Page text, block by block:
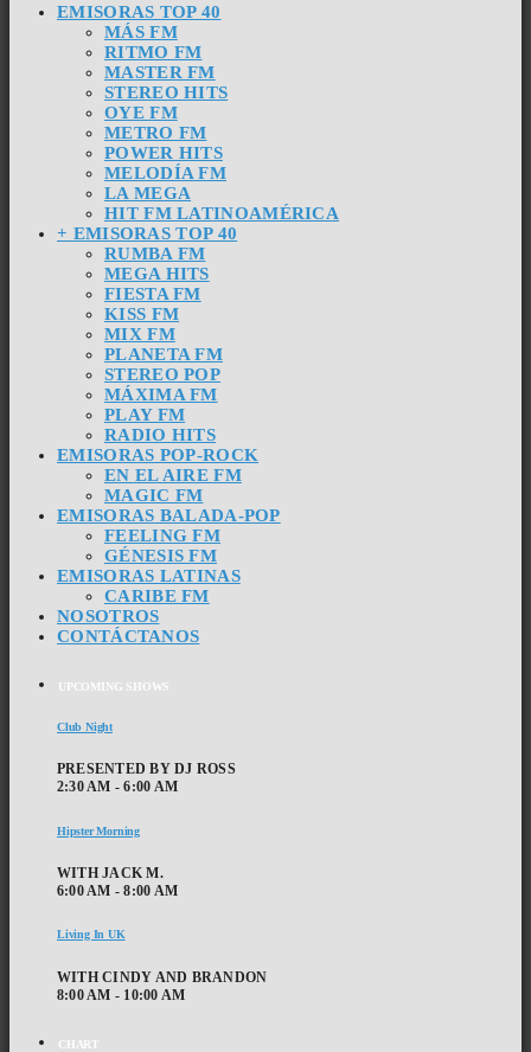
EMISORAS TOP 40
MÁS FM
RITMO FM
MASTER FM
STEREO HITS
OYE FM
METRO FM
POWER HITS
MELODÍA FM
LA MEGA
HIT FM LATINOAMÉRICA
+ EMISORAS TOP 40
RUMBA FM
MEGA HITS
FIESTA FM
KISS FM
MIX FM
PLANETA FM
STEREO POP
MÁXIMA FM
PLAY FM
RADIO HITS
EMISORAS POP-ROCK
EN EL AIRE FM
MAGIC FM
EMISORAS BALADA-POP
FEELING FM
GÉNESIS FM
EMISORAS LATINAS
CARIBE FM
NOSOTROS
CONTÁCTANOS
UPCOMING SHOWS
Club Night
PRESENTED BY DJ ROSS
2:30 AM - 6:00 AM
Hipster Morning
WITH JACK M.
6:00 AM - 8:00 AM
Living In UK
WITH CINDY AND BRANDON
8:00 AM - 10:00 AM
CHART